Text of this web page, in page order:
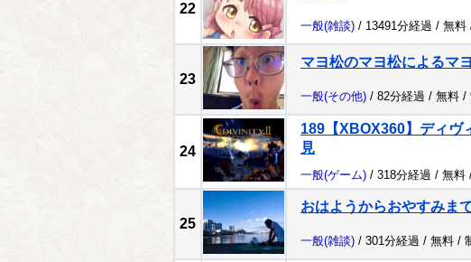
22
一般(雑談) / 13491分経過 / 無料
23
マヨ松のマヨ松によるマ
一般(その他) / 82分経過 / 無料 /
24
189【XBOX360】ディヴ
見
一般(ゲーム) / 318分経過 / 無料
25
おはようからおやすみま
一般(雑談) / 301分経過 / 無料 /